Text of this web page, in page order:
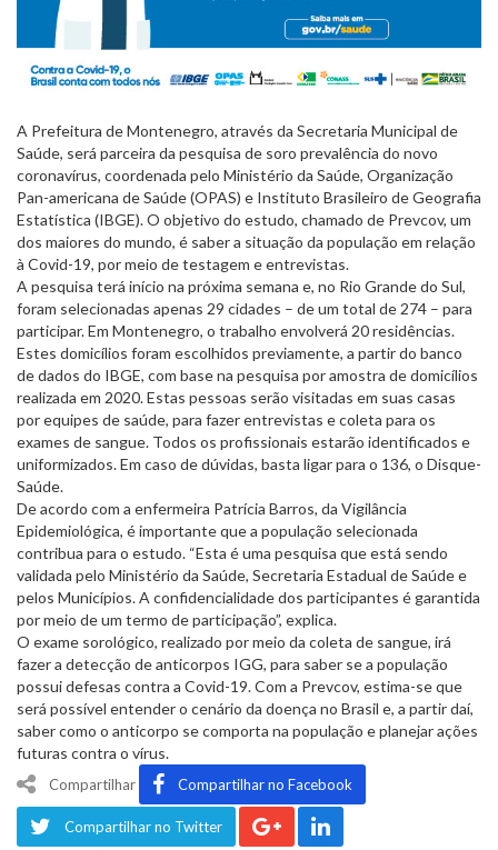
A Prefeitura de Montenegro, através da Secretaria Municipal de
Saúde, será parceira da pesquisa de soro prevalência do novo
coronavírus, coordenada pelo Ministério da Saúde, Organização
Pan-americana de Saúde (OPAS) e Instituto Brasileiro de Geografia
Estatística (IBGE). O objetivo do estudo, chamado de Prevcov, um
dos maiores do mundo, é saber a situação da população em relação
à Covid-19, por meio de testagem e entrevistas.
A pesquisa terá início na próxima semana e, no Rio Grande do Sul,
foram selecionadas apenas 29 cidades – de um total de 274 – para
participar. Em Montenegro, o trabalho envolverá 20 residências.
Estes domicílios foram escolhidos previamente, a partir do banco
de dados do IBGE, com base na pesquisa por amostra de domicílios
realizada em 2020. Estas pessoas serão visitadas em suas casas
por equipes de saúde, para fazer entrevistas e coleta para os
exames de sangue. Todos os profissionais estarão identificados e
uniformizados. Em caso de dúvidas, basta ligar para o 136, o Disque-
Saúde.
De acordo com a enfermeira Patrícia Barros, da Vigilância
Epidemiológica, é importante que a população selecionada
contribua para o estudo. “Esta é uma pesquisa que está sendo
validada pelo Ministério da Saúde, Secretaria Estadual de Saúde e
pelos Municípios. A confidencialidade dos participantes é garantida
por meio de um termo de participação”, explica.
O exame sorológico, realizado por meio da coleta de sangue, irá
fazer a detecção de anticorpos IGG, para saber se a população
possui defesas contra a Covid-19. Com a Prevcov, estima-se que
será possível entender o cenário da doença no Brasil e, a partir daí,
saber como o anticorpo se comporta na população e planejar ações
futuras contra o vírus.
Compartilhar Compartilhar no Facebook
Compartilhar no Twitter